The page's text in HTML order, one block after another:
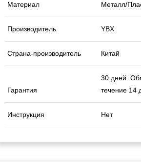
Материал Металл/
Производитель YBX
Страна-производитель Китай
Гарантия
30 дней.
течение 14
Инструкция Нет